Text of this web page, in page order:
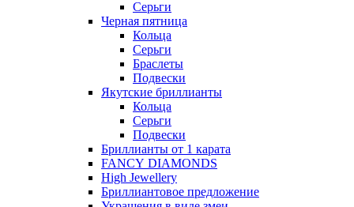
Серьги
Черная пятница
Кольца
Серьги
Браслеты
Подвески
Якутские бриллианты
Кольца
Серьги
Подвески
Бриллианты от 1 карата
FANCY DIAMONDS
High Jewellery
Бриллиантовое предложение